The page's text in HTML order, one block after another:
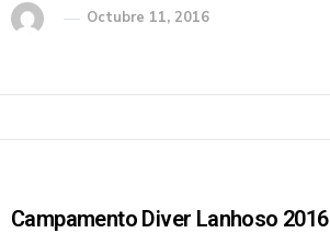
Octubre 11, 2016
Campamento Diver Lanhoso 2016